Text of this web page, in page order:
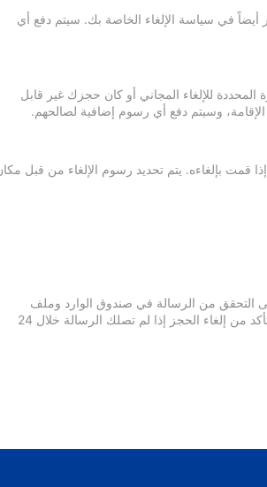
أيضاً في سياسة الإلغاء الخاصة بك. سيتم دفع أي
المحددة للإلغاء المجاني أو كان حجزك غير قابل
وسيتم دفع أي رسوم إضافية لصالحهم.
قمت بإلغاءه. يتم تحديد رسوم الإلغاء من قبل
التحقق من الرسالة في صندوق الوارد وملف
الرسائل غير المرغوبة في بريدك الإلكتروني. يرجى التواصل مع مكان الإقامة للتأكد من إلغاء الحجز إذا لم تصلك الرسالة خلال 24